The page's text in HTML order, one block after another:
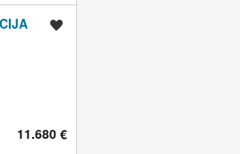
11.680 €